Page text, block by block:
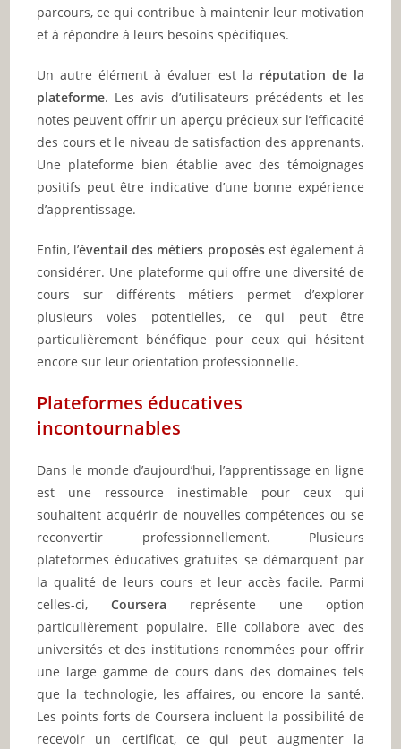
parcours, ce qui contribue à maintenir leur motivation
et à répondre à leurs besoins spécifiques.
Un autre élément à évaluer est la réputation de la
plateforme. Les avis d’utilisateurs précédents et les
notes peuvent offrir un aperçu précieux sur l’efficacité
des cours et le niveau de satisfaction des apprenants.
Une plateforme bien établie avec des témoignages
positifs peut être indicative d’une bonne expérience
d’apprentissage.
Enfin, l’éventail des métiers proposésest également à
considérer. Une plateforme qui offre une diversité de
cours sur différents métiers permet d’explorer
plusieurs voies potentielles, ce qui peut être
particulièrement bénéfique pour ceux qui hésitent
encore sur leur orientation professionnelle.
Plateformes éducatives
incontournables
Dans le monde d’aujourd’hui, l’apprentissage en ligne
est une ressource inestimable pour ceux qui
souhaitent acquérir de nouvelles compétences ou se
reconvertir professionnellement. Plusieurs
plateformes éducatives gratuites se démarquent par
la qualité de leurs cours et leur accès facile. Parmi
celles-ci,Coursera représente une option
particulièrement populaire. Elle collabore avec des
universités et des institutions renommées pour offrir
une large gamme de cours dans des domaines tels
que la technologie, les affaires, ou encore la santé.
Les points forts de Coursera incluent la possibilité de
recevoir un certificat, ce qui peut augmenter la